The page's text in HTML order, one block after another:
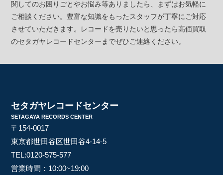
関してのお困りごとやお悩み等ありましたら、まずはお気軽に
ご相談ください。豊富な知識をもったスタッフが丁寧にご対応
させていただきます。レコードを売りたいと思ったら高価買取
のセタガヤレコードセンターまでぜひご連絡ください。
セタガヤレコードセンター
SETAGAYA RECORDS CENTER
〒154-0017
東京都世田谷区世田谷4-14-5
TEL:0120-575-577
営業時間：10:00~19:00